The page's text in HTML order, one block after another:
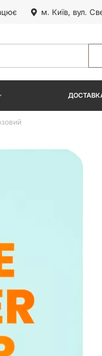
м. Київ, вул.